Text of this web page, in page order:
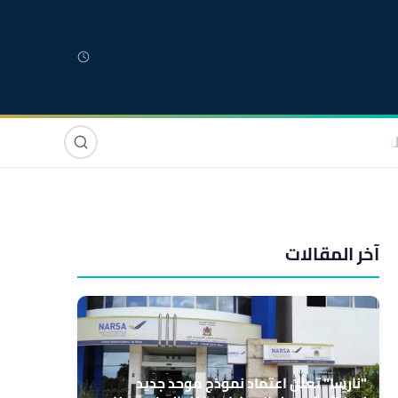
صوت وصورة
آخر المقالات
"نارسا" تعلن اعتماد نموذج موحد جديد